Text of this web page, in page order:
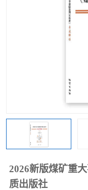
2026新版煤矿重
质出版社
石油建设安装工程
山东省工程预算定额
电网技改,拆除,检